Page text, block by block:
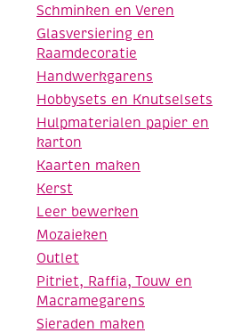
Schminken en Veren
Glasversiering en
Raamdecoratie
Handwerkgarens
Hobbysets en Knutselsets
Hulpmaterialen papier en
karton
Kaarten maken
Kerst
Leer bewerken
Mozaieken
Outlet
Pitriet, Raffia, Touw en
Macramegarens
Sieraden maken